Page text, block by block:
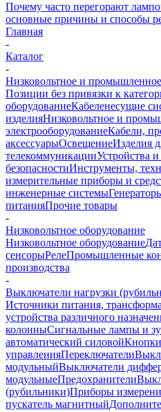
Почему часто перегорают
основные причины и способы
Главная
-
Каталог
-
Низковольтное и
Позиции без привязки к
оборудованиеКабеленесущие
изделияНизковольтное и
электрооборудованиеКабели,
аксессуарыОсвещениеИзделия
телекоммуникацииУстройства и
безопасностиИнструменты,
измерительные приборы и
инженерные системы
питанияПрочие товары
-
Низковольтное оборудование
Низковольтное оборудование
сенсорыРелеПромышленные
производства
-
Выключатели нагрузки
Источники питания,
устройства различного
колонныСигнальные лампы и
автоматический силовойКнопки
управленияПереключатели
модульныйВыключатели
модульныеПредохранители
(рубильники)Приборы
пускатель магнитный